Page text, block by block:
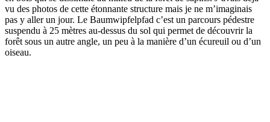
vu des photos de cette étonnante structure mais je ne m’imaginais
pas y aller un jour. Le Baumwipfelpfad c’est un parcours pédestre
suspendu à 25 mètres au-dessus du sol qui permet de découvrir la
forêt sous un autre angle, un peu à la manière d’un écureuil ou d’un
oiseau.